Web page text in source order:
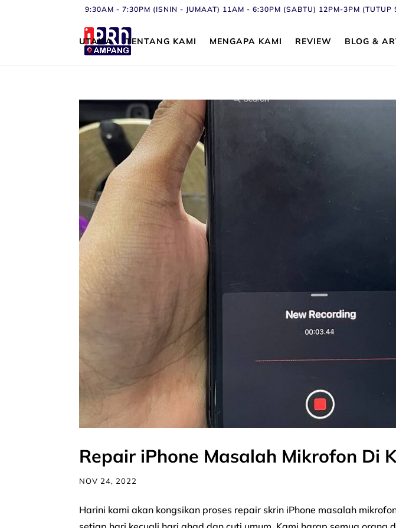
9:30AM - 7:30PM (ISNIN - JUMAAT) 11AM - 6:30PM (SABTU) 12PM-3PM (TUTUP
UTAMA TENTANG KAMI MENGAPA KAMI REVIEW BLOG &
Repair iPhone Masalah Mikrofon Di
NOV 24, 2022
Harini kami akan kongsikan proses repair skrin iPhone masalah